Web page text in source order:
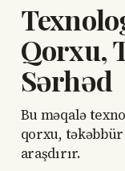
Qorxu,
Sərhəd
Bu məqalə
qorxu,
araşdırır.